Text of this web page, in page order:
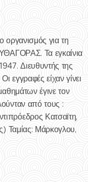
οργανισμός για τη
Τα εγκαίνια
Διευθυντής της
εγγραφές είχαν γίνει
έγινε τον
από τους :
Κατσαϊτη,
Ταμίας: Μάρκογλου,